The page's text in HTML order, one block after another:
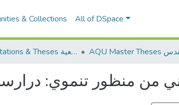
& Collections All of DSpace
Dissertations & Theses الرسائل الجامعية
من منظور تنموي: